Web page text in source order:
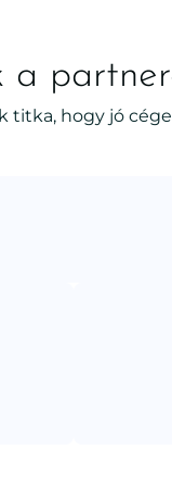
a
titka, hogy jó